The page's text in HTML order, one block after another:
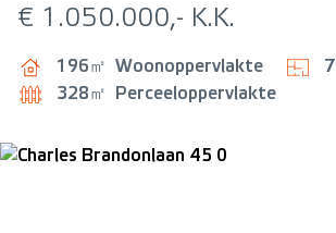
€ 1.050.000,- K.K.
196㎡ Woonoppervlakte 7
328㎡
Perceeloppervlakte